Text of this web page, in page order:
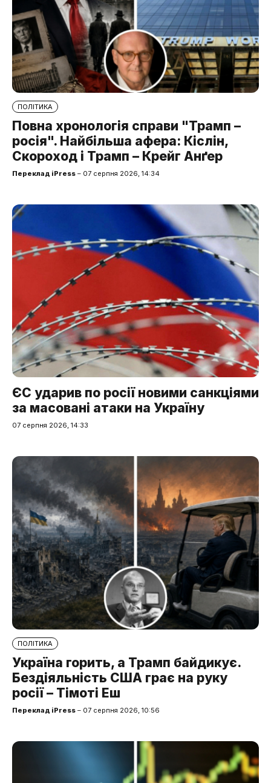
ПОЛІТИКА
Повна хронологія справи "Трамп –
росія". Найбільша афера: Кіслін,
Скороход і Трамп – Крейг Анґер
Переклад iPress – 07 серпня 2026, 14:34
ЄС ударив по росії новими санкціями
за масовані атаки на Україну
07 серпня 2026, 14:33
ПОЛІТИКА
Україна горить, а Трамп байдикує.
Бездіяльність США грає на руку
росії – Тімоті Еш
Переклад iPress – 07 серпня 2026, 10:56